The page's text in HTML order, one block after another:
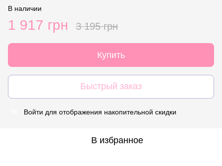
В наличии
1 917 грн 3 195 грн
Купить
Быстрый заказ
Войти для отображения накопительной скидки
В избранное